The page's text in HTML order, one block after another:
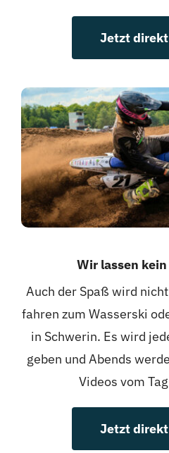
Jetzt
Wir lassen
Auch der Spaß wird
fahren zum Wasserski
in Schwerin. Es wird
geben und Abends
Videos vom
Jetzt